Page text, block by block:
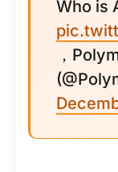
Who is
，